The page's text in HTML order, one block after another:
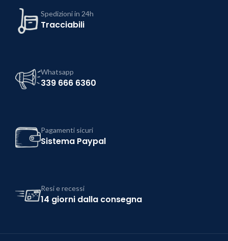
Spedizioni in 24h
Tracciabili
Whatsapp
339 666 6360
Pagamenti sicuri
Sistema Paypal
Resi e recessi
14 giorni dalla consegna